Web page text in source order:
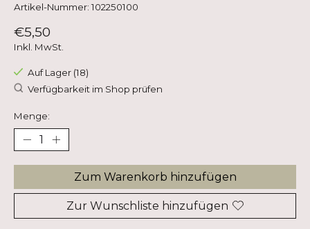
Artikel-Nummer: 102250100
€5,50
Inkl. MwSt.
Auf Lager (18)
Verfügbarkeit im Shop prüfen
Menge:
Zum Warenkorb hinzufügen
Zur Wunschliste hinzufügen